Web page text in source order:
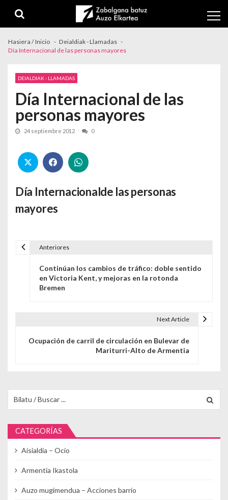
Hasiera / Inicio
Deialdiak - Llamadas
Día Internacional de las personas mayores
DEIALDIAK - LLAMADAS
Día Internacional de las
personas mayores
24 septiembre 2012 0
Día Internacionalde las personas
mayores
Anteriores
Continúan los cambios de tráfico: doble sentido
en Victoria Kent, y mejoras en la rotonda
Bremen
Next Article
Ocupación de carril de circulación en Bulevar de
Mariturri-Alto de Armentia
CATEGORÍAS
Aisialdia – Ocio
Armentia Ikastola
Auzo mugimendua – Acciones barrio